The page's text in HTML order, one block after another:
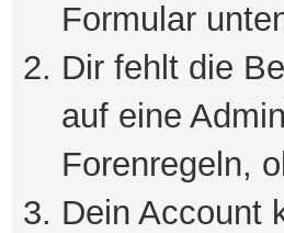
Formular
Dir fehlt die
auf eine
Forenregeln,
Dein Account